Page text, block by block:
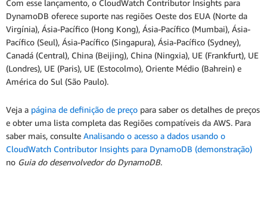
Com esse lançamento, o CloudWatch Contributor Insights para
DynamoDB oferece suporte nas regiões Oeste dos EUA (Norte da
Virgínia), Ásia-Pacífico (Hong Kong), Ásia-Pacífico (Mumbai), Ásia-
Pacífico (Seul), Ásia-Pacífico (Singapura), Ásia-Pacífico (Sydney),
Canadá (Central), China (Beijing), China (Ningxia), UE (Frankfurt), UE
(Londres), UE (Paris), UE (Estocolmo), Oriente Médio (Bahrein) e
América do Sul (São Paulo).
Veja a página de definição de preço para saber os detalhes de preços
e obter uma lista completa das Regiões compatíveis da AWS. Para
saber mais, consulte Analisando o acesso a dados usando o
CloudWatch Contributor Insights para DynamoDB (demonstração)
no Guia do desenvolvedor do DynamoDB.